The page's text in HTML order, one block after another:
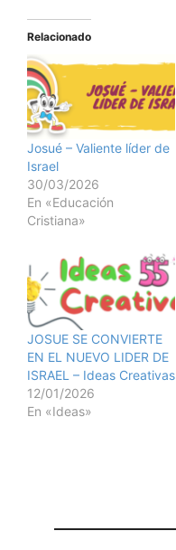
Relacionado
Josué – Valiente líder de
Israel
30/03/2026
En «Educación
Cristiana»
JOSUE SE CONVIERTE
EN EL NUEVO LIDER DE
ISRAEL – Ideas Creativas
12/01/2026
En «Ideas»